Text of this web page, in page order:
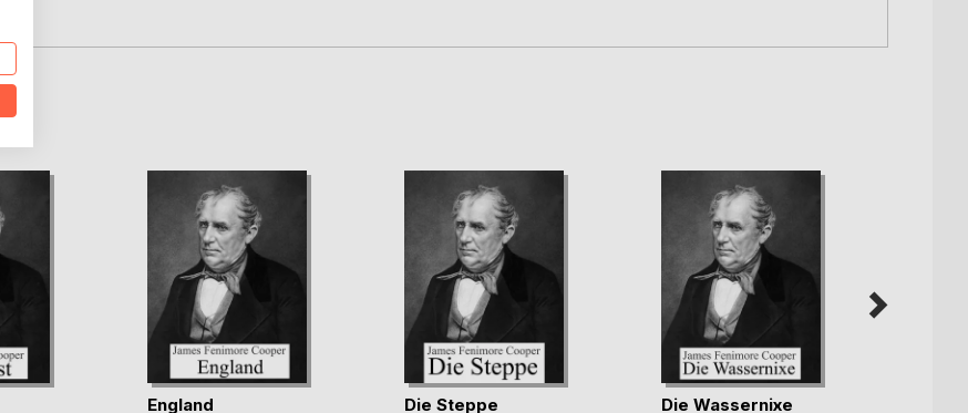
England Die Steppe Die Wassernixe